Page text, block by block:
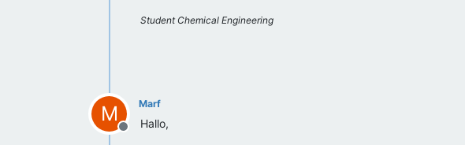
Student Chemical Engineering
M
Offline
Marf
Hallo,